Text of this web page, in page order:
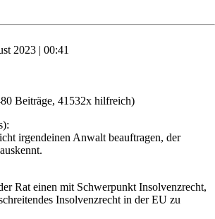
2023 | 00:41
Beiträge, 41532x hilfreich)
:
irgendeinen Anwalt beauftragen, der
Rat einen mit Schwerpunkt Insolvenzrecht,
Insolvenzrecht in der EU zu